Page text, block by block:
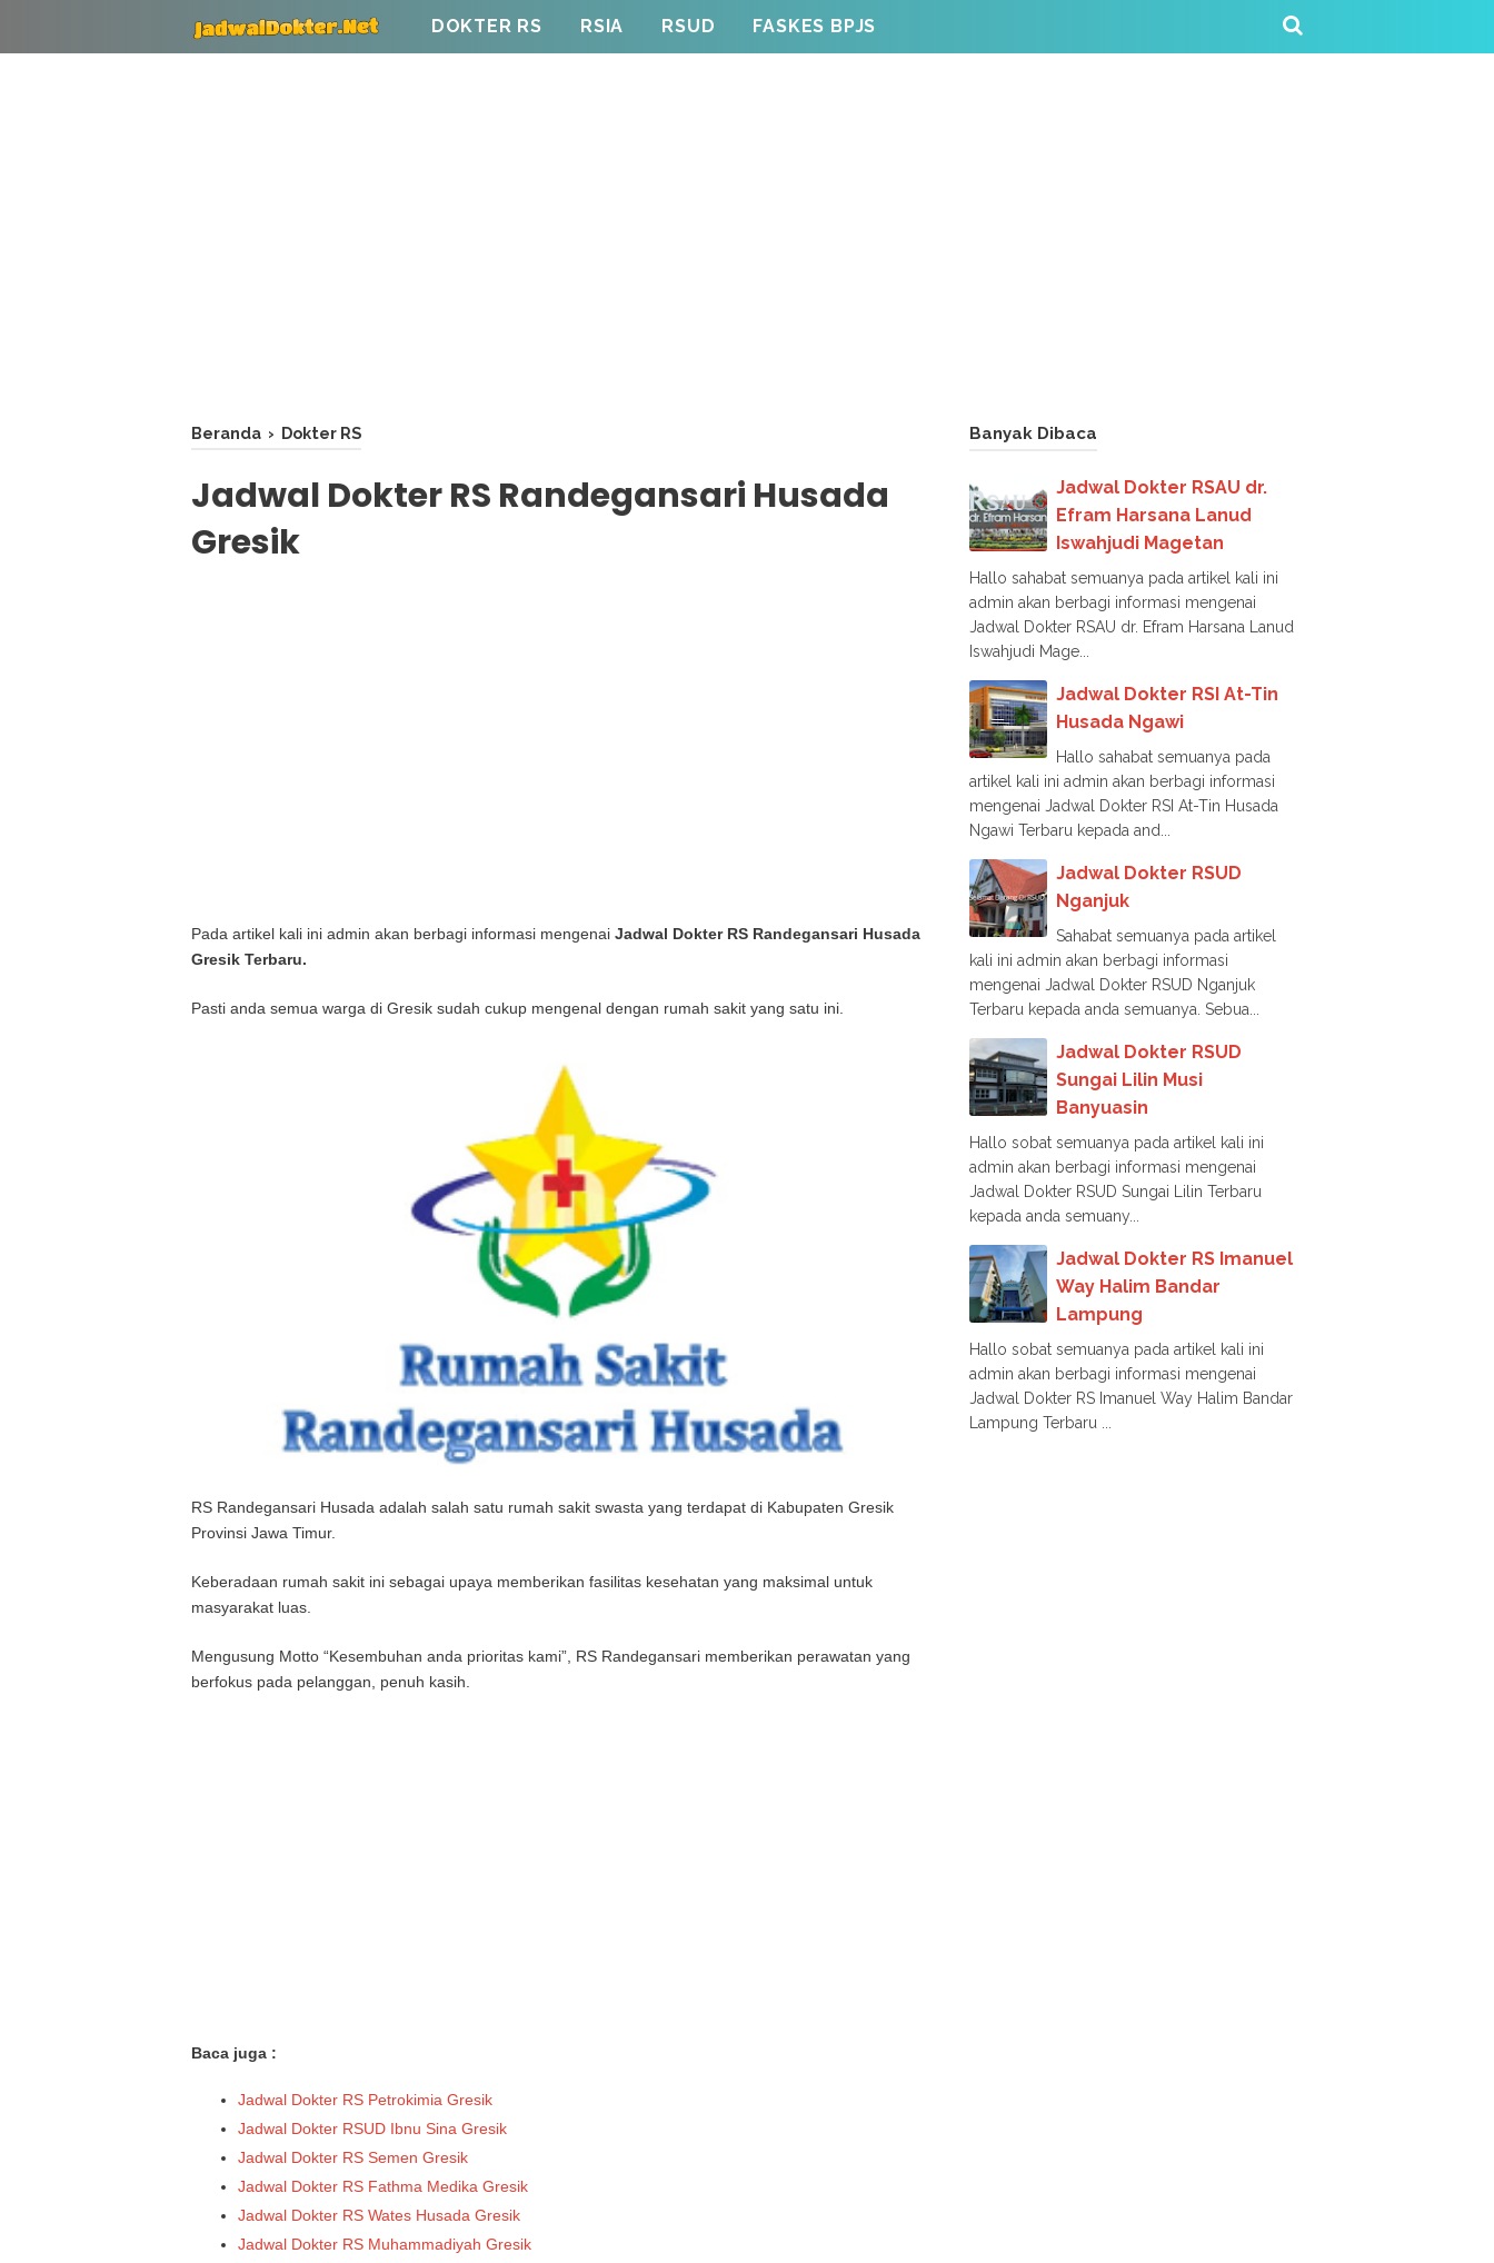
DOKTER RS RSIA RSUD FASKES BPJS
Beranda › Dokter RS
Jadwal Dokter RS Randegansari Husada
Gresik
Pada artikel kali ini admin akan berbagi informasi mengenai Jadwal Dokter RS Randegansari Husada
Gresik Terbaru.
Pasti anda semua warga di Gresik sudah cukup mengenal dengan rumah sakit yang satu ini.
RS Randegansari Husada adalah salah satu rumah sakit swasta yang terdapat di Kabupaten Gresik
Provinsi Jawa Timur.
Keberadaan rumah sakit ini sebagai upaya memberikan fasilitas kesehatan yang maksimal untuk
masyarakat luas.
Mengusung Motto “Kesembuhan anda prioritas kami”, RS Randegansari memberikan perawatan yang
berfokus pada pelanggan, penuh kasih.
Baca juga :
Jadwal Dokter RS Petrokimia Gresik
Jadwal Dokter RSUD Ibnu Sina Gresik
Jadwal Dokter RS Semen Gresik
Jadwal Dokter RS Fathma Medika Gresik
Jadwal Dokter RS Wates Husada Gresik
Jadwal Dokter RS Muhammadiyah Gresik
Banyak Dibaca
Jadwal Dokter RSAU dr.
Efram Harsana Lanud
Iswahjudi Magetan
Hallo sahabat semuanya pada artikel kali ini
admin akan berbagi informasi mengenai
Jadwal Dokter RSAU dr. Efram Harsana Lanud
Iswahjudi Mage...
Jadwal Dokter RSI At-Tin
Husada Ngawi
Hallo sahabat semuanya pada
artikel kali ini admin akan berbagi informasi
mengenai Jadwal Dokter RSI At-Tin Husada
Ngawi Terbaru kepada and...
Jadwal Dokter RSUD
Nganjuk
Sahabat semuanya pada artikel
kali ini admin akan berbagi informasi
mengenai Jadwal Dokter RSUD Nganjuk
Terbaru kepada anda semuanya. Sebua...
Jadwal Dokter RSUD
Sungai Lilin Musi
Banyuasin
Hallo sobat semuanya pada artikel kali ini
admin akan berbagi informasi mengenai
Jadwal Dokter RSUD Sungai Lilin Terbaru
kepada anda semuany...
Jadwal Dokter RS Imanuel
Way Halim Bandar
Lampung
Hallo sobat semuanya pada artikel kali ini
admin akan berbagi informasi mengenai
Jadwal Dokter RS Imanuel Way Halim Bandar
Lampung Terbaru ...